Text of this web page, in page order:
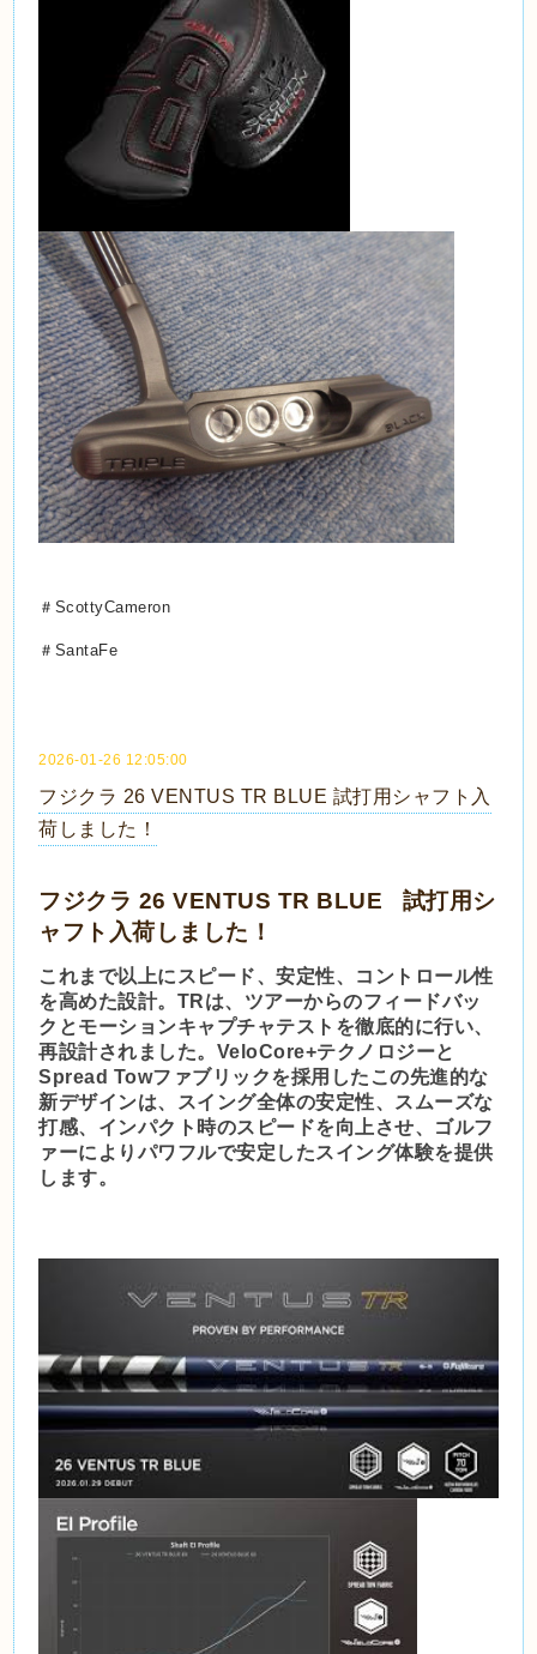
＃ScottyCameron
＃SantaFe
2026-01-26 12:05:00
フジクラ 26 VENTUS TR BLUE 試打用シャフト入
荷しました！
フジクラ 26 VENTUS TR BLUE 試打用シ
ャフト入荷しました！
これまで以上にスピード、安定性、コントロール性
を高めた設計。TRは、ツアーからのフィードバッ
クとモーションキャプチャテストを徹底的に行い、
再設計されました。VeloCore+テクノロジーと
Spread Towファブリックを採用したこの先進的な
新デザインは、スイング全体の安定性、スムーズな
打感、インパクト時のスピードを向上させ、ゴルフ
ァーによりパワフルで安定したスイング体験を提供
します。